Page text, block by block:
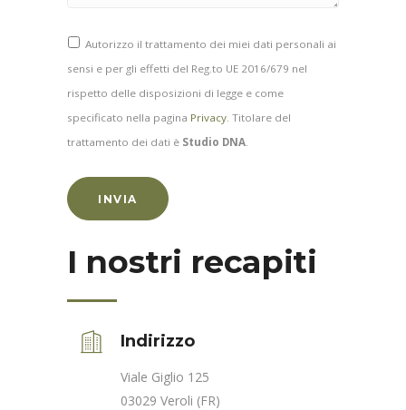
Autorizzo il trattamento dei miei dati personali ai
sensi e per gli effetti del Reg.to UE 2016/679 nel
rispetto delle disposizioni di legge e come
specificato nella pagina Privacy . Titolare del
trattamento dei dati è Studio DNA
I nostri recapiti
Indirizzo
Viale Giglio 125
03029 Veroli (FR)